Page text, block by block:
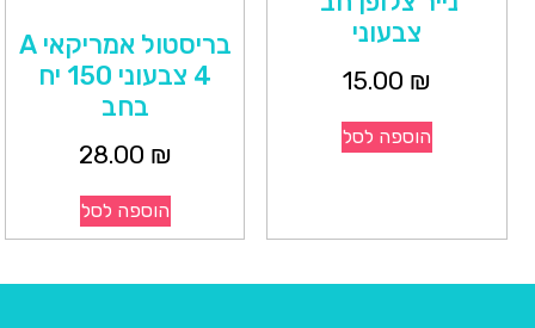
צבעוני
15.00 ₪
הוספה לסל
בריסטול אמריקאי A
4 צבעוני 150 יח
בחב
28.00 ₪
הוספה לסל